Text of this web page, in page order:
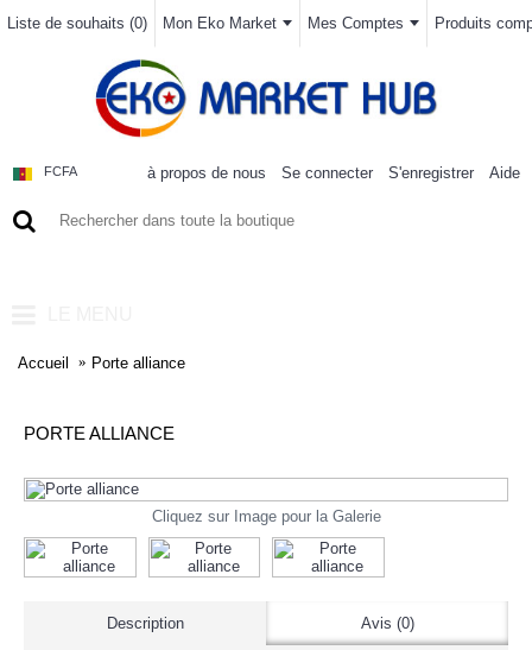
Liste de souhaits (0) Mon Eko Market Mes Comptes Produits
FCFA à propos de nous Se connecter S'enregistrer Aide
Accueil Porte alliance
PORTE ALLIANCE
Cliquez sur Image pour la Galerie
Description Avis (0)